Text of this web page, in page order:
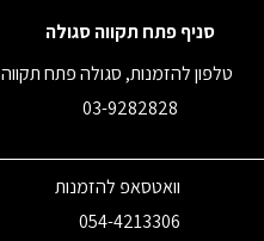
סניף פתח תקווה סגולה
טלפון להזמנות, סגולה פתח תקווה
03-9282828
וואטסאפ להזמנות
054-4213306